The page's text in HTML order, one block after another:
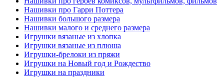
Нашивки про Гарри Поттера
Нашивки большого размера
Нашивки малого и среднего размера
Игрушки вязаные из хлопка
Игрушки вязаные из плюша
Игрушки-брелоки из пряжи
Игрушки на Новый год и Рождество
Игрушки на праздники